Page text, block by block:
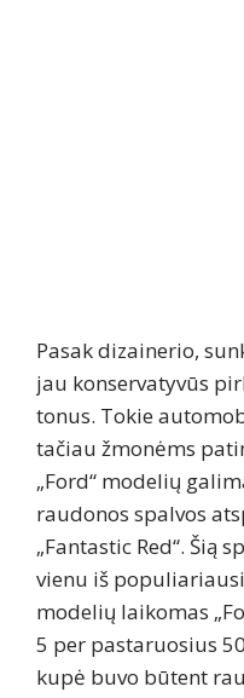
Pasak dizainerio,
jau konservatyvūs
tonus. Tokie
tačiau žmonėms
„Ford“ modelių
raudonos spalvos
„Fantastic Red“. Šią
vienu iš
modelių laikomas
5 per pastaruosius
kupė buvo būtent